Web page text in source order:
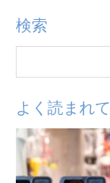
検索
よく読まれ